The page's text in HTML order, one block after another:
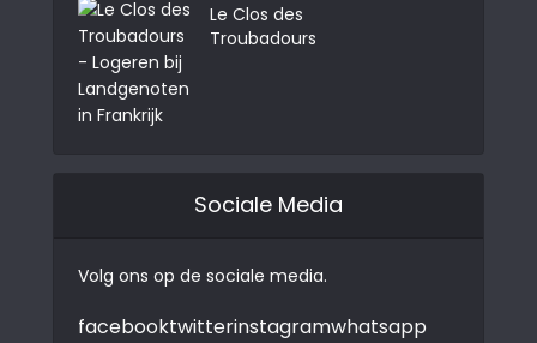
Le Clos des
Troubadours
Sociale Media
Volg ons op de sociale media.
facebooktwitterinstagramwhatsapp